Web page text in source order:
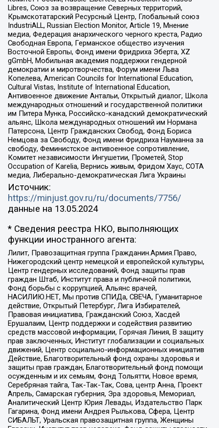
Libres, Союз за возвращение Северных территорий,
Крымскотатарский Ресурсный Центр, Глобальный союз
IndustriALL, Russian Election Monitor, Article 19, Мнение
медиа, Федерация анархического черного креста, Радио
Свободная Европа, Германское общество изучения
Восточной Европы, Фонд имени Фридриха Эберта, XZ
gGmbH, Мобильная академия поддержки гендерной
демократии и миротворчества, Форум имени Льва
Копелева, American Councils for International Education,
Cultural Vistas, Institute of International Education,
Антивоенное движение Антальи, Открытый диалог, Школа
международных отношений и государственной политики
им Питера Мунка, Российско-канадский демократический
альянс, Школа международных отношений им Нормана
Патерсона, Центр Гражданских Свобод, Фонд Бориса
Немцова за Свободу, Фонд имени Фридриха Науманна за
свободу, Феминистское антивоенное сопротивление,
Комитет независимости Ингушетии, Прометей, Stop
Occupation of Karelia, Вернись живым, Фридом Хаус, СОТА
медиа, Либерально-демократическая Лига Украины
Источник:
https://minjust.gov.ru/ru/documents/7756/
данные на 13.05.2024
* Сведения реестра НКО, выполняющих
функции иностранного агента:
Лилит, Правозащитная группа Гражданин.Армия.Право,
Нижегородский центр немецкой и европейской культуры,
Центр гендерных исследований, Фонд защиты прав
граждан Штаб, Институт права и публичной политики,
Фонд борьбы с коррупцией, Альянс врачей,
НАСИЛИЮ.НЕТ, Мы против СПИДа, СВЕЧА, Гуманитарное
действие, Открытый Петербург, Лига Избирателей,
Правовая инициатива, Гражданский Союз, Хасдей
Ерушалаим, Центр поддержки и содействия развитию
средств массовой информации, Горячая Линия, В защиту
прав заключенных, Институт глобализации и социальных
движений, Центр социально-информационных инициатив
Действие, Благотворительный фонд охраны здоровья и
защиты прав граждан, Благотворительный фонд помощи
осужденным и их семьям, Фонд Тольятти, Новое время,
Серебряная тайга, Так-Так-Так, Сова, центр Анна, Проект
Апрель, Самарская губерния, Эра здоровья, Мемориал,
Аналитический Центр Юрия Левады, Издательство Парк
Гагарина, Фонд имени Андрея Рылькова, Сфера, Центр
СИБАЛЬТ, Уральская правозащитная группа, Женщины